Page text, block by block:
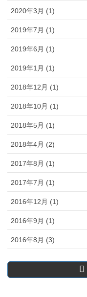
2020年3月 (1)
2019年7月 (1)
2019年6月 (1)
2019年1月 (1)
2018年12月 (1)
2018年10月 (1)
2018年5月 (1)
2018年4月 (2)
2017年8月 (1)
2017年7月 (1)
2016年12月 (1)
2016年9月 (1)
2016年8月 (3)